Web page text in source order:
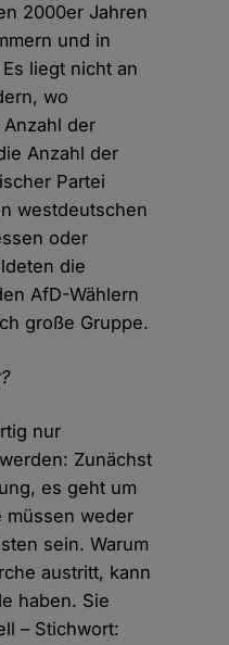
2000er Jahren
und in
liegt nicht an
wo
der
Anzahl der
Partei
westdeutschen
oder
die
AfD-Wählern
große Gruppe.
nur
Zunächst
es geht um
müssen weder
sein. Warum
austritt, kann
haben. Sie
– Stichwort: